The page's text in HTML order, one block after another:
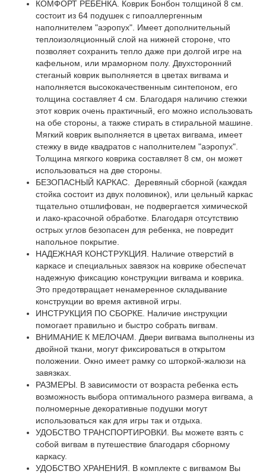
КОМФОРТ РЕБЕНКА. Коврик Бонбон толщиной 8 см.
состоит из 64 подушек с гипоаллергенным
наполнителем "аэропух". Имеет дополнительный
теплоизоляционный слой на нижней стороне, что
позволяет сохранить тепло даже при долгой игре на
кафельном, или мраморном полу. Двухсторонний
стеганый коврик выполняется в цветах вигвама и
наполняется высококачественным синтепоном, его
толщина составляет 4 см. Благодаря наличию стежки
этот коврик очень практичный, его можно использовать
на обе стороны, а также стирать в стиральной машине.
Мягкий коврик выполняется в цветах вигвама, имеет
стежку в виде квадратов с наполнителем "аэропух".
Толщина мягкого коврика составляет 8 см, он может
использоваться на две стороны.
БЕЗОПАСНЫЙ КАРКАС. Деревяный сборной (каждая
стойка состоит из двух половинок), или цельный каркас
тщательно отшлифован, не подвергается химической
и лако-красочной обработке. Благодаря отсутствию
острых углов безопасен для ребенка, не повредит
напольное покрытие.
НАДЕЖНАЯ КОНСТРУКЦИЯ. Наличие отверстий в
каркасе и специальных завязок на коврике обеспечат
надежную фиксацию конструкции вигвама и коврика.
Это предотвращает ненамеренное складывание
конструкции во время активной игры.
ИНСТРУКЦИЯ ПО СБОРКЕ. Наличие инструкции
помогает правильно и быстро собрать вигвам.
ВНИМАНИЕ К МЕЛОЧАМ. Двери вигвама выполнены из
двойной ткани, могут фиксироваться в открытом
положении. Окно имеет рамку со шторкой-жалюзи на
завязках.
РАЗМЕРЫ. В зависимости от возраста ребенка есть
возможность выбора оптимального размера вигвама, а
полномерные декоративные подушки могут
использоваться как для игры так и отдыха.
УДОБСТВО ТРАНСПОРТИРОВКИ. Вы можете взять с
собой вигвам в путешествие благодаря сборному
каркасу.
УДОБСТВО ХРАНЕНИЯ. В комплекте с вигвамом Вы